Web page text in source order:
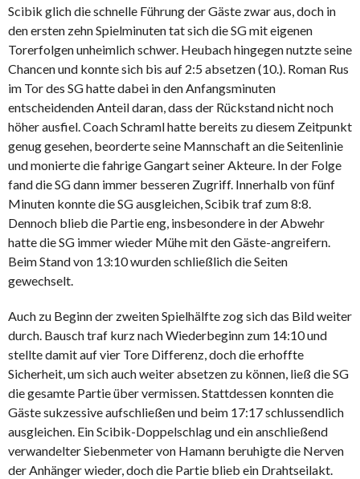
Scibik glich die schnelle Führung der Gäste zwar aus, doch in
den ersten zehn Spielminuten tat sich die SG mit eigenen
Torerfolgen unheimlich schwer. Heubach hingegen nutzte seine
Chancen und konnte sich bis auf 2:5 absetzen (10.). Roman Rus
im Tor des SG hatte dabei in den Anfangsminuten
entscheidenden Anteil daran, dass der Rückstand nicht noch
höher ausfiel. Coach Schraml hatte bereits zu diesem Zeitpunkt
genug gesehen, beorderte seine Mannschaft an die Seitenlinie
und monierte die fahrige Gangart seiner Akteure. In der Folge
fand die SG dann immer besseren Zugriff. Innerhalb von fünf
Minuten konnte die SG ausgleichen, Scibik traf zum 8:8.
Dennoch blieb die Partie eng, insbesondere in der Abwehr
hatte die SG immer wieder Mühe mit den Gäste-angreifern.
Beim Stand von 13:10 wurden schließlich die Seiten
gewechselt.
Auch zu Beginn der zweiten Spielhälfte zog sich das Bild weiter
durch. Bausch traf kurz nach Wiederbeginn zum 14:10 und
stellte damit auf vier Tore Differenz, doch die erhoffte
Sicherheit, um sich auch weiter absetzen zu können, ließ die SG
die gesamte Partie über vermissen. Stattdessen konnten die
Gäste sukzessive aufschließen und beim 17:17 schlussendlich
ausgleichen. Ein Scibik-Doppelschlag und ein anschließend
verwandelter Siebenmeter von Hamann beruhigte die Nerven
der Anhänger wieder, doch die Partie blieb ein Drahtseilakt.